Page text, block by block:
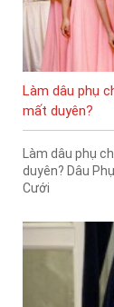
Làm dâu phụ
mất duyên?
Làm dâu phụ
duyên? Dâu
Cưới